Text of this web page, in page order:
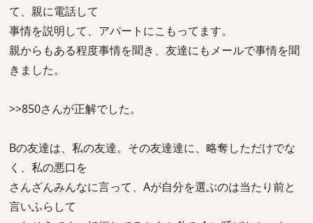
て、親に電話して
事情を説明して、アパートにこもってます。
親からもある程度事情を聞き、友達にもメールで事情を聞
きました。
>>850さんが正解でした。
Bの友達は、私の友達。その友達達に、略奪しただけでな
く、私の悪口を
さんざんみんなに言って、Aが自分を選ぶのは当たり前と
言いふらして